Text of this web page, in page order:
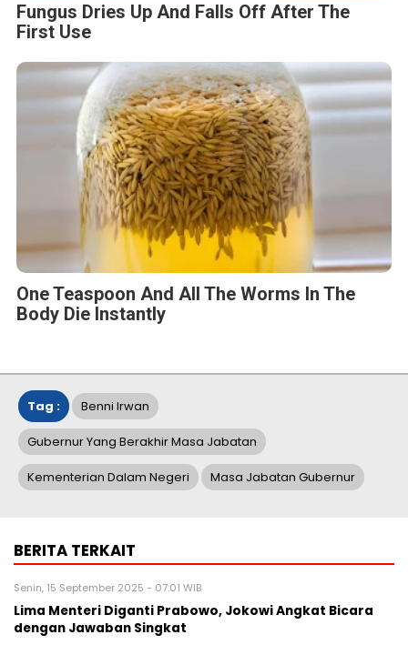
Fungus Dries Up And Falls Off After The
First Use
One Teaspoon And All The Worms In The
Body Die Instantly
Tag : Benni Irwan
Gubernur Yang Berakhir Masa Jabatan
Kementerian Dalam Negeri Masa Jabatan Gubernur
BERITA TERKAIT
Senin, 15 September 2025 - 07:01 WIB
Lima Menteri Diganti Prabowo, Jokowi Angkat Bicara
dengan Jawaban Singkat